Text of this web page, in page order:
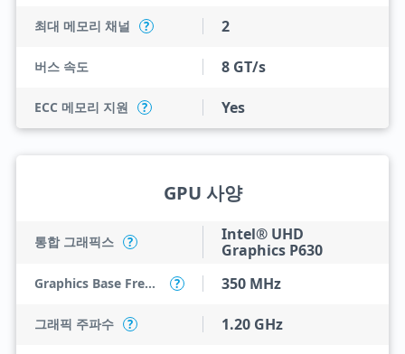
최대 메모리 채널 ? 2
버스 속도 8 GT/s
ECC 메모리 지원 ? Yes
GPU 사양
통합 그래픽스 ?
Intel® UHD
Graphics P630
Graphics Base Frequency ? 350 MHz
그래픽 주파수 ? 1.20 GHz